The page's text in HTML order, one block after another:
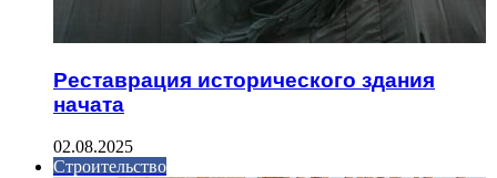
Реставрация исторического здания
начата
02.08.2025
Строительство